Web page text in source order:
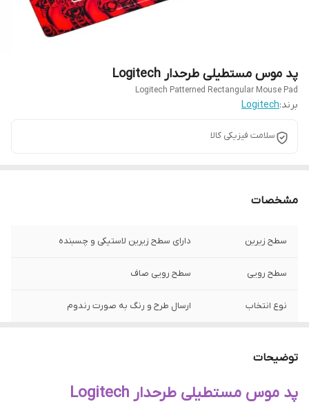
پد موس مستطیلی طرحدار Logitech
Logitech Patterned Rectangular Mouse Pad
برند:Logitech
سلامت فیزیکی کالا
مشخصات
سطح زیرین دارای سطح زیرین لاستیکی و چسبنده
سطح رویی سطح رویی صاف
نوع انتخاب ارسال طرح و رنگ به صورت رندوم
توضیحات
پد موس مستطیلی طرحدار Logitech